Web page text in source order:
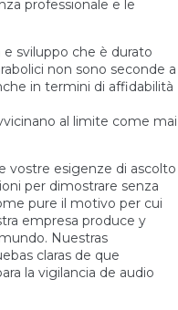
professionale e le
sviluppo che è durato
non sono seconde a
in termini di affidabilità
al limite come mai
vostre esigenze di ascolto
per dimostrare senza
pure il motivo per cui
empresa produce y
Nuestras
claras de que
la vigilancia de audio